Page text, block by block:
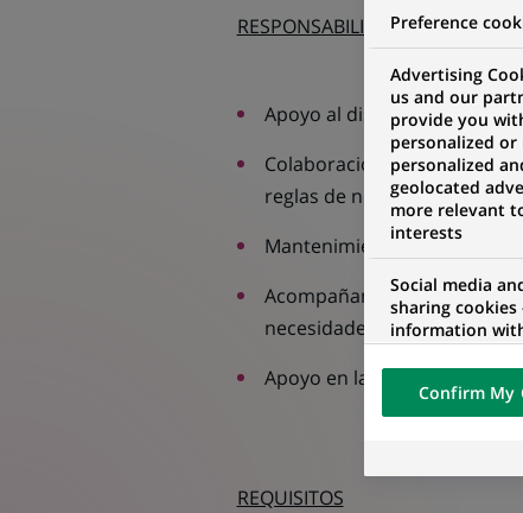
RESPONSABILIDADES
Apoyo al diseño,
Colaboración en la
reglas de negocio y linaje.
Mantenimiento de la
Acompañamiento al equipo
necesidades, roadmaps y
Apoyo en la preparación del
REQUISITOS
Preference
Advertising
us and our
provide you
personalized or
personalized
geolocated
more relevant
interests
Social media
sharing cookies
information
networks and
visualization
of the content
external
Confirm My